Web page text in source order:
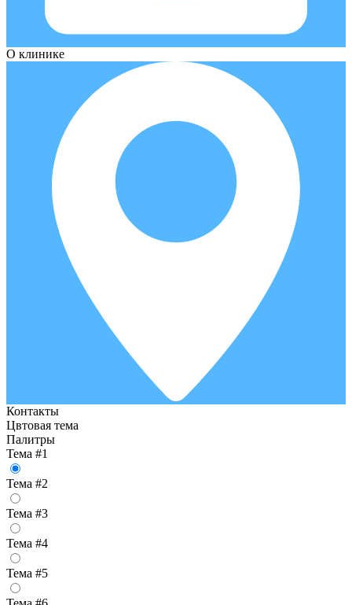
О клинике
Контакты
Цвтовая тема
Палитры
Тема #1
Тема #2
Тема #3
Тема #4
Тема #5